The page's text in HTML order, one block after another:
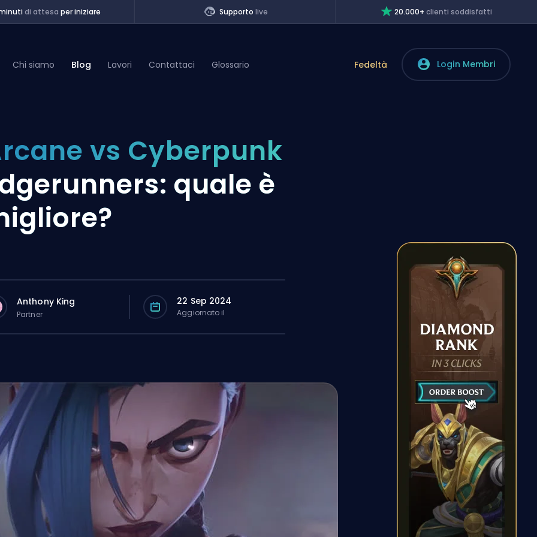
di attesa per iniziare Supporto live 20.000+clienti soddisfatti
Chi siamo Blog Lavori Contattaci Glossario Fedeltà Login Membri
vs Cyberpunk
quale è
Anthony King
Partner
22 Sep 2024
Aggiornato il